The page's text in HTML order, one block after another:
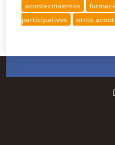
acontecimientos
participativos
otros